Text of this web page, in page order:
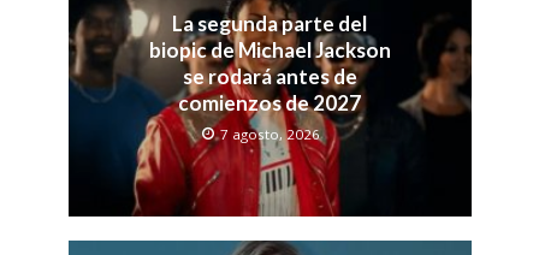
La segunda parte del
biopic de Michael Jackson
se rodará antes de
comienzos de 2027
7 agosto, 2026